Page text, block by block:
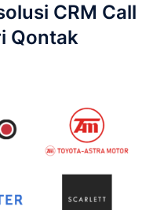
CRM Call
Qontak